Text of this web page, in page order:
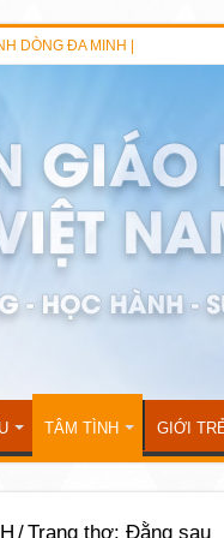
DÒNG ĐA MINH |
TÂM TÌNH GIỚI
/Trang thơ: Đằng sau